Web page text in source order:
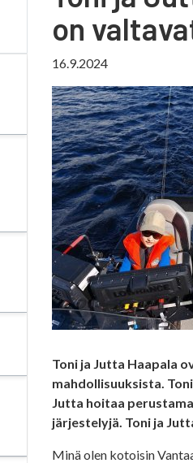
on
16.9.2024
Toni ja Jutta Haapala
mahdollisuuksista.
Jutta hoitaa
järjestelyjä. Toni ja
Minä olen kotoisin